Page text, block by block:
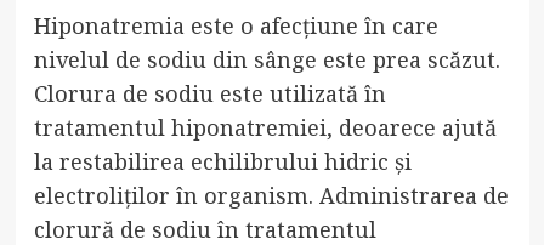
Hiponatremia este o afecțiune în care
nivelul de sodiu din sânge este prea scăzut.
Clorura de sodiu este utilizată în
tratamentul hiponatremiei, deoarece ajută
la restabilirea echilibrului hidric și
electroliților în organism. Administrarea de
clorură de sodiu în tratamentul